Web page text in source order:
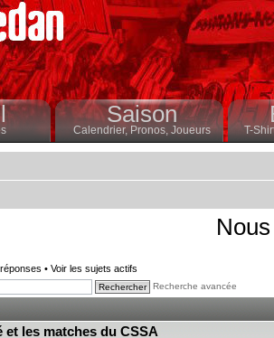
Saison
Calendrier,Pronos, Joueurs T-
• Voir les sujets actifs
Recherche avancée
et les matches du CSSA